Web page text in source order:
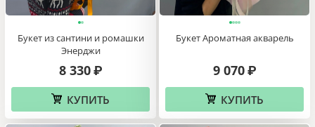
Букет из сантини и ромашки
Энерджи
8 330 ₽
КУПИТЬ
Букет Ароматная акварель
9 070 ₽
КУПИТЬ